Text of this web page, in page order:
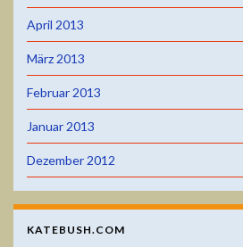
April 2013
März 2013
Februar 2013
Januar 2013
Dezember 2012
KATEBUSH.COM